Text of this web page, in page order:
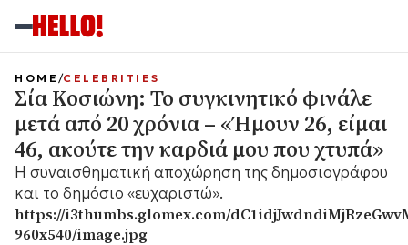
https://i3thumbs.glomex.com/
960x540/image.jpg
HOME CELEBRITIES
Σία Κοσιώνη: Το συγκινητικό φινάλε
μετά από 20 χρόνια – «Ήμουν 26, είμαι
46, ακούτε την καρδιά μου που χτυπά»
Η συναισθηματική αποχώρηση της δημοσιογράφου
και το δημόσιο «ευχαριστώ».